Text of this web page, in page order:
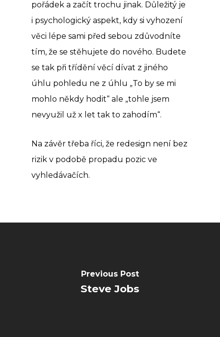
pořádek a začít trochu jinak. Důležitý je
i psychologický aspekt, kdy si vyhození
věci lépe sami před sebou zdůvodníte
tím, že se stěhujete do nového. Budete
se tak při třídění věcí dívat z jiného
úhlu pohledu ne z úhlu „To by se mi
mohlo někdy hodit“ ale „tohle jsem
nevyužil už x let tak to zahodím“.
Na závěr třeba říci, že redesign není bez
rizik v podobě propadu pozic ve
vyhledávačích.
Previous Post
Steve Jobs